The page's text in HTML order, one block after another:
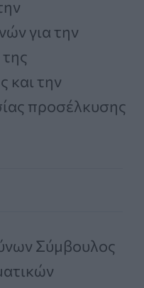
για την
και την
προσέλκυσης
Σύμβουλος